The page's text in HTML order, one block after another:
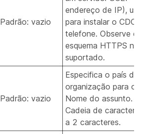
Padrão: vazio
endereço de IP),
para instalar o CDC
telefone. Observe
esquema HTTPS
suportado.
Padrão: vazio
Especifica o país da
organização para o
Nome do assunto.
Cadeia de
a 2 caracteres.